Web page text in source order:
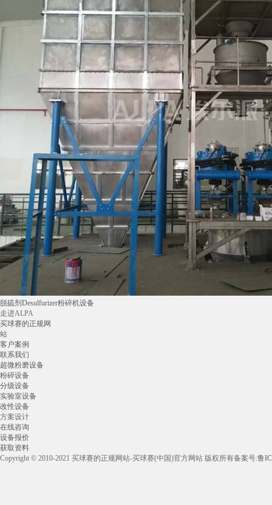
脱硫剂Desulfurizer粉碎机设备
走进ALPA
买球赛的正规网
站
客户案例
联系我们
超微粉磨设备
粉碎设备
分级设备
实验室设备
改性设备
方案设计
在线咨询
设备报价
获取资料
Copyright © 2010-2021 买球赛的正规网站-买球赛(中国)官方网站 版权所有备案号:鲁